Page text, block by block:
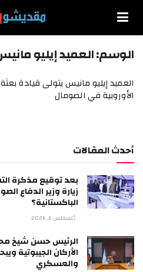
الوسم:العميد إيليو
العميد إيليو مانيس يتولى قيادة
الأوروبية في الصومال
أحدث المقالات
بعد توقيع مذكرة
زيارة وزير الدفاع
الباكستانية؟
أغسطس 6, 2026
الرئيس حسن شيخ
الأركان الجيبوتية
والعسكري